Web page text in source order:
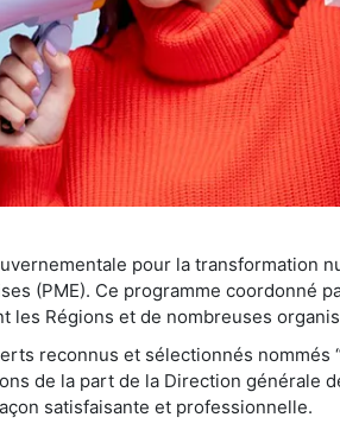
pour la transformation
(PME). Ce programme coordonné
les Régions et de nombreuses
reconnus et sélectionnés nommés
de la part de la Direction générale
satisfaisante et professionnelle.